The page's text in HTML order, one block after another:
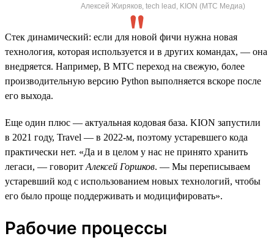
Алексей Жиряков, tech lead, KION (МТС Медиа)
Стек динамический: если для новой фичи нужна новая
технология, которая используется и в других командах, — она
внедряется. Например, В МТС переход на свежую, более
производительную версию Python выполняется вскоре после
его выхода.
Еще один плюс — актуальная кодовая база. KION запустили
в 2021 году, Travel — в 2022-м, поэтому устаревшего кода
практически нет. «Да и в целом у нас не принято хранить
легаси, — говорит Алексей Горшков. — Мы переписываем
устаревший код с использованием новых технологий, чтобы
его было проще поддерживать и модицифировать».
Рабочие процессы